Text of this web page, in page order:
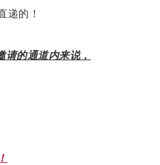
递的！
的通道内来说，